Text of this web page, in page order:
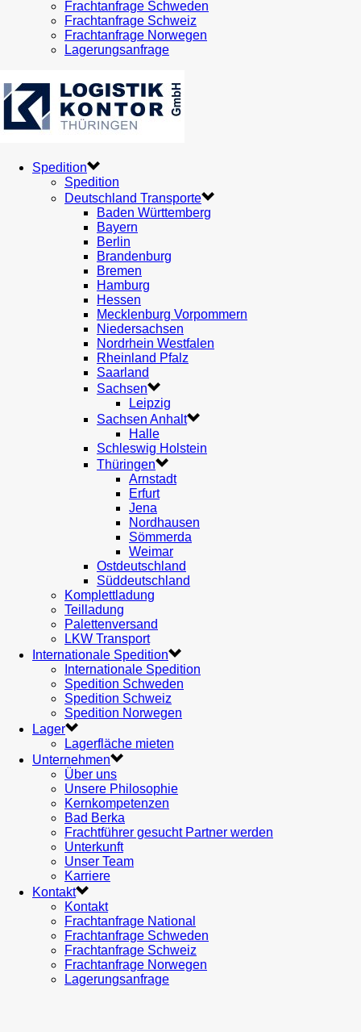
Frachtanfrage Schweden
Frachtanfrage Schweiz
Frachtanfrage Norwegen
Lagerungsanfrage
Spedition
Spedition
Deutschland Transporte
Baden Württemberg
Bayern
Berlin
Brandenburg
Bremen
Hamburg
Hessen
Mecklenburg Vorpommern
Niedersachsen
Nordrhein Westfalen
Rheinland Pfalz
Saarland
Sachsen
Leipzig
Sachsen Anhalt
Halle
Schleswig Holstein
Thüringen
Arnstadt
Erfurt
Jena
Nordhausen
Sömmerda
Weimar
Ostdeutschland
Süddeutschland
Komplettladung
Teilladung
Palettenversand
LKW Transport
Internationale Spedition
Internationale Spedition
Spedition Schweden
Spedition Schweiz
Spedition Norwegen
Lager
Lagerfläche mieten
Unternehmen
Über uns
Unsere Philosophie
Kernkompetenzen
Bad Berka
Frachtführer gesucht Partner werden
Unterkunft
Unser Team
Karriere
Kontakt
Kontakt
Frachtanfrage National
Frachtanfrage Schweden
Frachtanfrage Schweiz
Frachtanfrage Norwegen
Lagerungsanfrage